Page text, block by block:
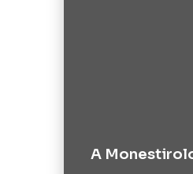
A